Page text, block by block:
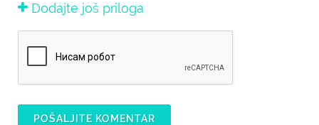
Dodajte još priloga
POŠALJITE KOMENTAR